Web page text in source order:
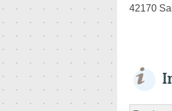
42170